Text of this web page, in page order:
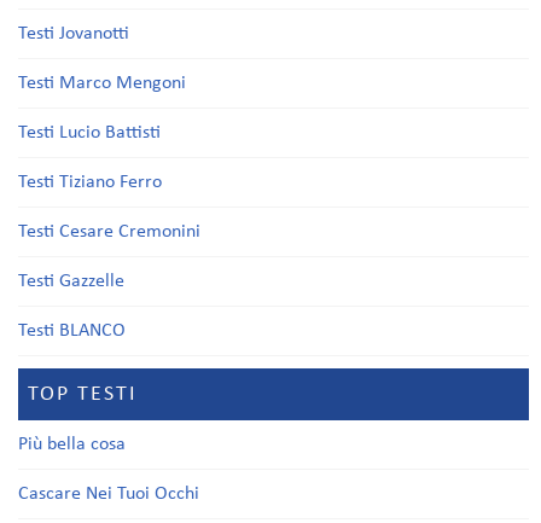
Testi Jovanotti
Testi Marco Mengoni
Testi Lucio Battisti
Testi Tiziano Ferro
Testi Cesare Cremonini
Testi Gazzelle
Testi BLANCO
TOP TESTI
Più bella cosa
Cascare Nei Tuoi Occhi